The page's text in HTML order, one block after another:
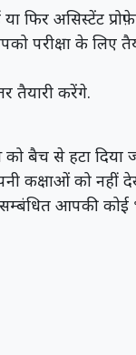
फिर असिस्टेंट
परीक्षा के लिए
तैयारी करेंगे.
बैच से हटा दिया
कक्षाओं को नहीं
आपकी कोई